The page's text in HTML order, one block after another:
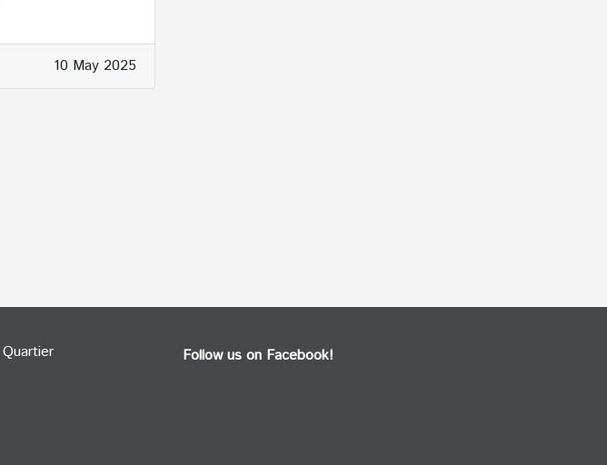
10 May 2025
Follow us on Facebook!